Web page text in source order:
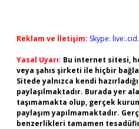
Reklam ve İletişim: Skype:
Yasal Uyarı: Bu internet sitesi,
veya şahıs şirketi ile hiçbir
Sitede yalnızca kendi
paylaşılmaktadır. Burada yer
taşımamakta olup, gerçek
paylaşım yapılmamaktadır.
benzerlikleri tamamen